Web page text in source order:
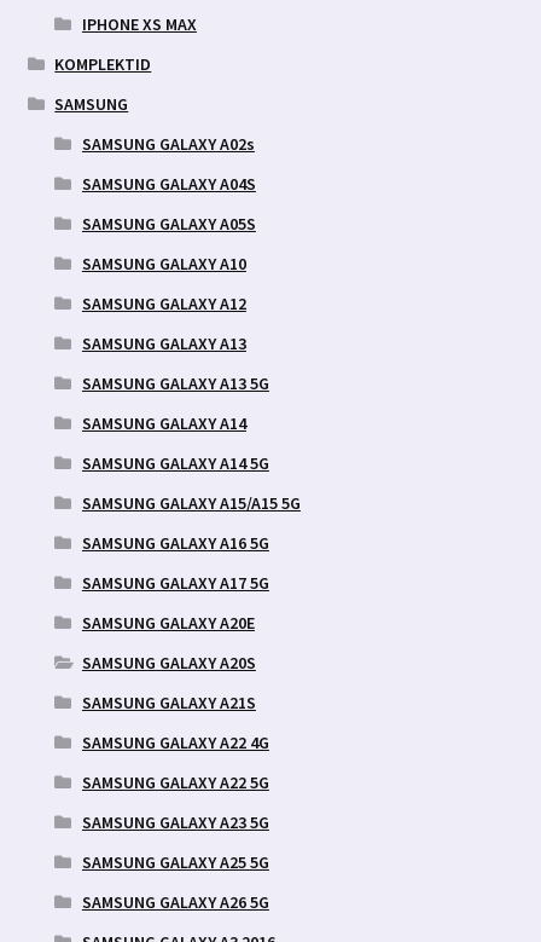
IPHONE XS MAX
KOMPLEKTID
SAMSUNG
SAMSUNG GALAXY A02s
SAMSUNG GALAXY A04S
SAMSUNG GALAXY A05S
SAMSUNG GALAXY A10
SAMSUNG GALAXY A12
SAMSUNG GALAXY A13
SAMSUNG GALAXY A13 5G
SAMSUNG GALAXY A14
SAMSUNG GALAXY A14 5G
SAMSUNG GALAXY A15/A15 5G
SAMSUNG GALAXY A16 5G
SAMSUNG GALAXY A17 5G
SAMSUNG GALAXY A20E
SAMSUNG GALAXY A20S
SAMSUNG GALAXY A21S
SAMSUNG GALAXY A22 4G
SAMSUNG GALAXY A22 5G
SAMSUNG GALAXY A23 5G
SAMSUNG GALAXY A25 5G
SAMSUNG GALAXY A26 5G